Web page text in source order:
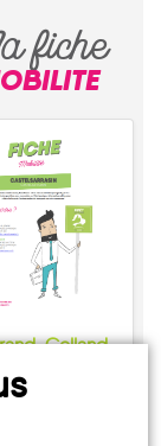
fiche
Celland